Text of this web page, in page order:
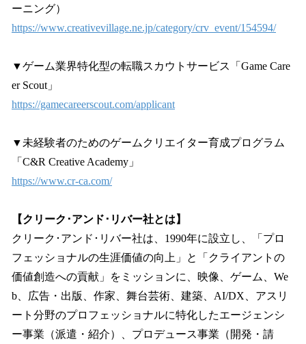
ーニング）
https://www.creativevillage.ne.jp/category/crv_event/154594/
▼ゲーム業界特化型の転職スカウトサービス「Game Care
er Scout」
https://gamecareerscout.com/applicant
▼未経験者のためのゲームクリエイター育成プログラム
「C&R Creative Academy」
https://www.cr-ca.com/
【クリーク･アンド･リバー社とは】
クリーク･アンド･リバー社は、1990年に設立し、「プロ
フェッショナルの生涯価値の向上」と「クライアントの
価値創造への貢献」をミッションに、映像、ゲーム、We
b、広告・出版、作家、舞台芸術、建築、AI/DX、アスリ
ート分野のプロフェッショナルに特化したエージェンシ
ー事業（派遣・紹介）、プロデュース事業（開発・請